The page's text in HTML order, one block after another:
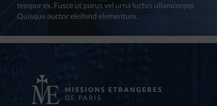
tempor ex. Fusce ut purus vel urna luctus ullamcorper.
Quisque auctor eleifend elementum.